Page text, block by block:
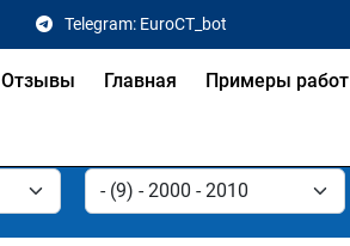
Telegram: EuroCT_bot
Отзывы Главная Примеры работ